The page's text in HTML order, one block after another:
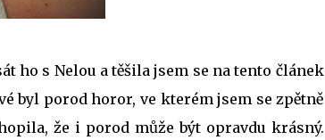
ho s Nelou a těšila jsem se na tento článek
byl porod horor, ve kterém jsem se zpětně
že i porod může být opravdu krásný.